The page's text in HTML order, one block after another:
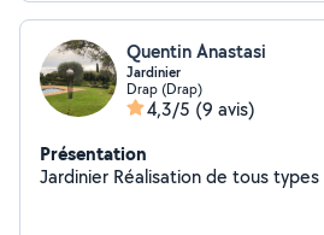
Quentin Anastasi
Jardinier
Drap (Drap)
4,3/5 (9 avis)
Présentation
Jardinier Réalisation de tous